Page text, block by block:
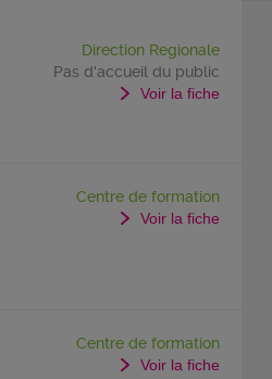
Direction Regionale
Pas d'accueil du public
Voir la fiche
Centre de formation
Voir la fiche
Centre de formation
Voir la fiche